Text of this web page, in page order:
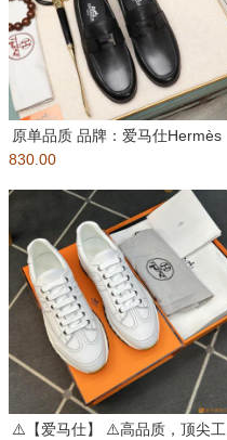
原单品质 品牌：爱马仕Hermès
标准码：男码:....
830.00
⚠️【爱马仕】 ⚠️高品质，顶尖工